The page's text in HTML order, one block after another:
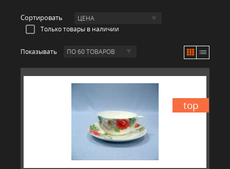
Сортировать ЦЕНА
Только товары в наличии
Показывать ПО 60 ТОВАРОВ
top